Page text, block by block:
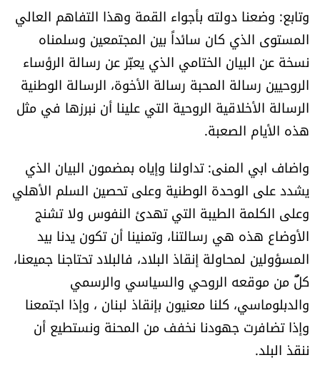
حظّك اليوم
للتاريخ
فيديو
للتواصل معنا
شروط الاستخدام
شروط الإشتراك
Digital solutions by
وتابع: وضعنا دولته بأجواء القمة وهذا التفاهم العالي
المستوى الذي كان سائداً بين المجتمعين وسلمناه
نسخة عن البيان الختامي الذي يعبّر عن رسالة الرؤساء
الروحيين رسالة المحبة رسالة الأخوة، الرسالة الوطنية
الرسالة الأخلاقية الروحية التي علينا أن نبرزها في مثل
هذه الأيام الصعبة.
واضاف ابي المنى: تداولنا وإياه بمضمون البيان الذي
يشدد على الوحدة الوطنية وعلى تحصين السلم الأهلي
وعلى الكلمة الطيبة التي تهدئ النفوس ولا تشنج
الأوضاع هذه هي رسالتنا، وتمنينا أن تكون يدنا بيد
المسؤولين لمحاولة إنقاذ البلاد، فالبلاد تحتاجنا جميعنا،
كلٌّ من موقعه الروحي والسياسي والرسمي
والدبلوماسي، كلنا معنيون بإنقاذ لبنان ، وإذا اجتمعنا
وإذا تضافرت جهودنا نخفف من المحنة ونستطيع أن
ننقذ البلد.